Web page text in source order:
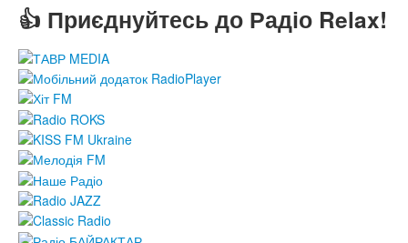
👍 Приєднуйтесь до Радіо Relax!